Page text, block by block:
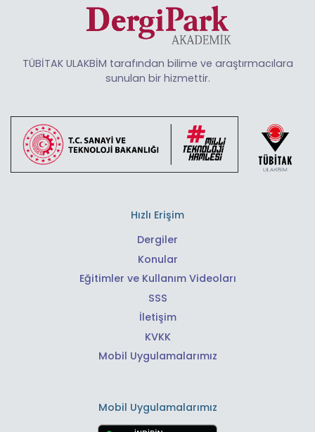
TÜBİTAK ULAKBİM tarafından bilime ve araştırmacılara
sunulan bir hizmettir.
Hızlı Erişim
Dergiler
Konular
Eğitimler ve Kullanım Videoları
SSS
İletişim
KVKK
Mobil Uygulamalarımız
Mobil Uygulamalarımız